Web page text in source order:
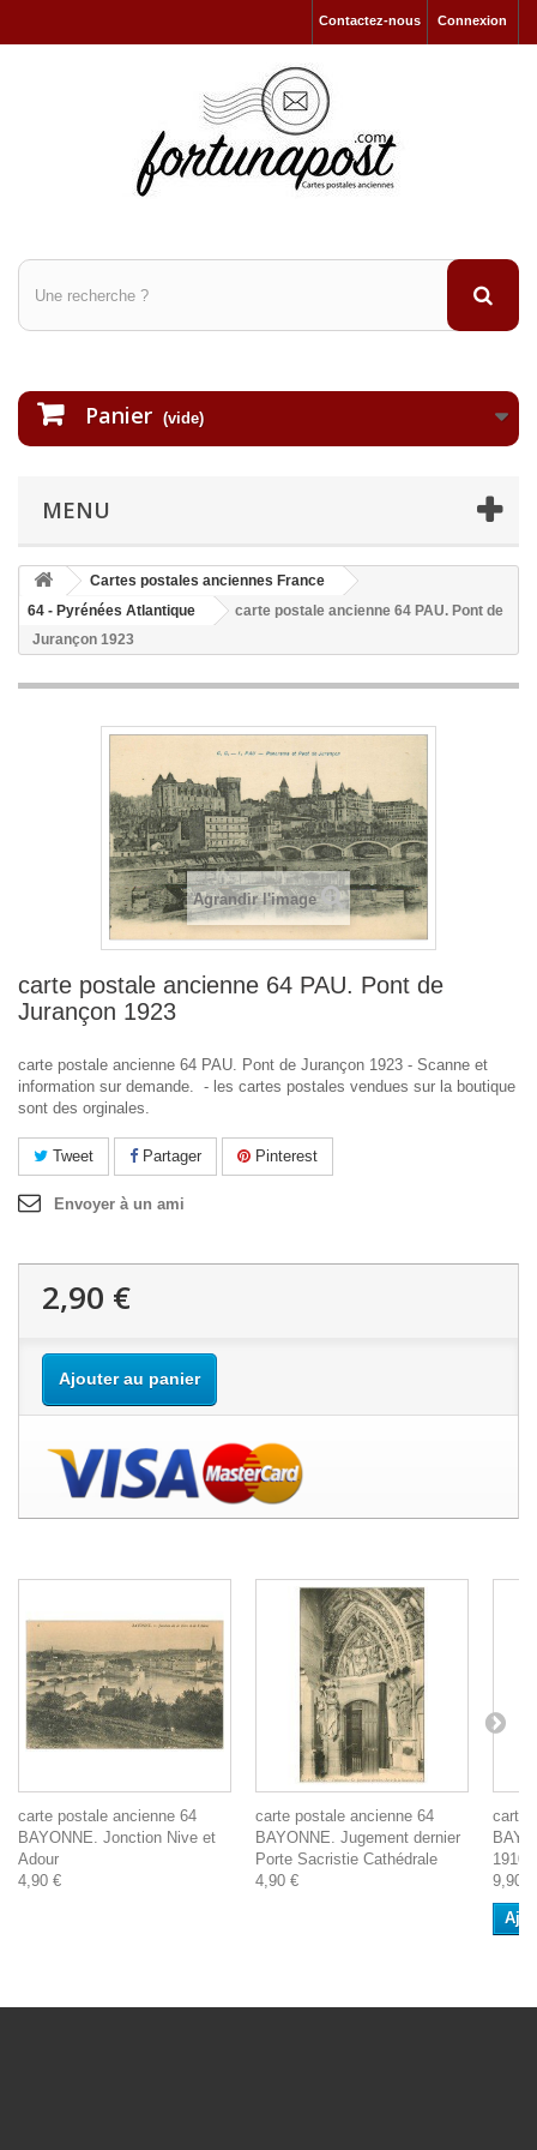
Connexion
Contactez-nous
Panier (vide)
MENU
Cartes postales anciennes France
64 - Pyrénées Atlantique
carte postale ancienne 64 PAU. Pont de
Jurançon 1923
Agrandir l'image
carte postale ancienne 64 PAU. Pont de
Jurançon 1923
carte postale ancienne 64 PAU. Pont de Jurançon 1923 - Scanne et
information sur demande. - les cartes postales vendues sur la boutique
sont des orginales.
Tweet Partager Pinterest
Envoyer à un ami
2,90 €
Ajouter au panier
carte postale ancienne 64
BAYONNE. Jonction Nive et
Adour
4,90 €
carte postale ancienne 64
BAYONNE. Jugement dernier
Porte Sacristie Cathédrale
4,90 €
carte
1910
9,90 €